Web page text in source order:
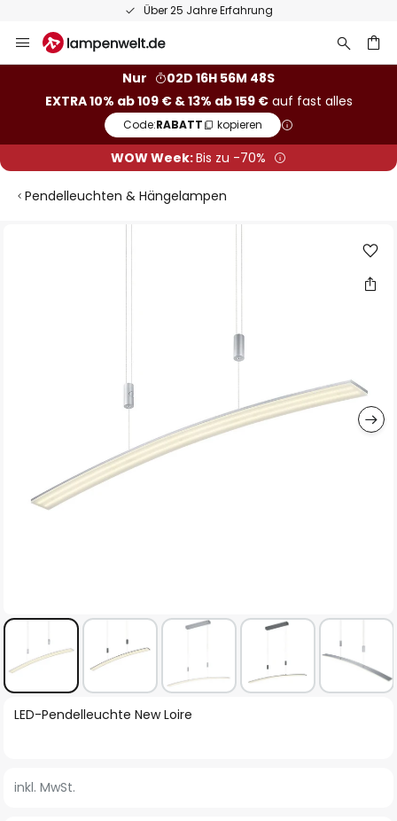
Über 25 Jahre Erfahrung
Inhalt
Nur
02D 16H 56M 47S
EXTRA 10% ab 109 € & 13% ab 159 €auf fast alles
Code:RABATT kopieren
WOW Week:Bis zu -70%
Pendelleuchten & Hängelampen
Zum
springen
LED-Pendelleuchte New Loire
inkl. MwSt.